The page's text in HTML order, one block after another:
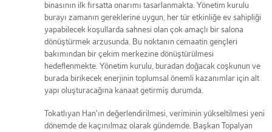
binasının ilk fırsatta onarımı tasarlanmakta. Yönetim kurulu
burayı zamanın gereklerine uygun, her tür etkinliğe ev sahipliği
yapabilecek koşullarda sahnesi olan çok amaçlı bir salona
dönüştürmek arzusunda. Bu noktanın cemaatin gençleri
bakımından bir çekim merkezine dönüştürülmesi
hedeflenmekte. Yönetim kurulu, buradan doğacak coşkunun ve
burada birikecek enerjinin toplumsal önemli kazanımlar için alt
yapı oluşturacağına kanaat getirmiş durumda.
Tokatlıyan Han'ın değerlendirilmesi, veriminin yükseltilmesi yeni
dönemde de kaçınılmaz olarak gündemde. Başkan Topalyan